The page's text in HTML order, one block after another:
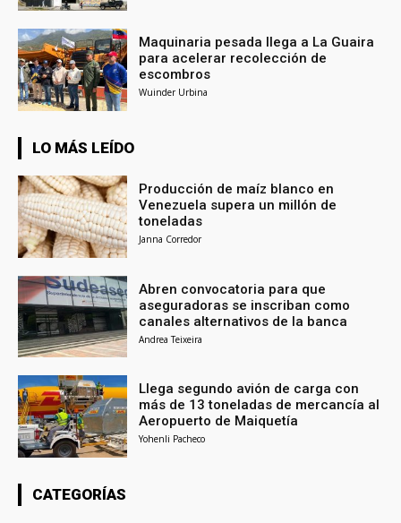
Maquinaria pesada llega a La Guaira
para acelerar recolección de
escombros
Wuinder Urbina
LO MÁS LEÍDO
Producción de maíz blanco en
Venezuela supera un millón de
toneladas
Janna Corredor
Abren convocatoria para que
aseguradoras se inscriban como
canales alternativos de la banca
Andrea Teixeira
Llega segundo avión de carga con
más de 13 toneladas de mercancía al
Aeropuerto de Maiquetía
Yohenli Pacheco
CATEGORÍAS